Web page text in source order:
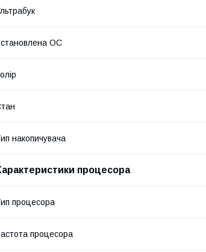
ОС
накопичувача
процесора
процесора
процесора